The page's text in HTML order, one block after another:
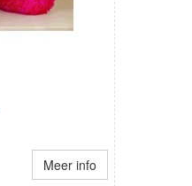
Meer info